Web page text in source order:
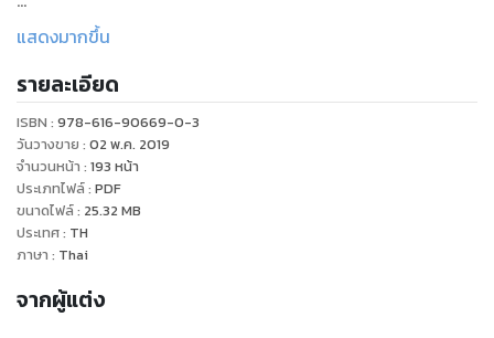
ไม่ว่าคุณจะเป็นใคร หากคุณรักความก้าวหน้า แสวงหาความมั่นคง
ไม่อยากย่ำอยู่กับชีวิตการงานเดิมๆ ลุกขึ้นมาทำตัวคุณให้ "ดัง"
สักนิดชีวิตคงไม่เสียหาย โปรโมทสักนิดธุรกิจไปอีกไกล หลากวิธี
ดันตัวเองแบบง่ายๆ นำไปใช้ได้แม้คนไม่อยากดัง
บางบทจาก "ดังสักนิดชีวิตรุ่ง" เทคนิคประกาศให้โลกรู้ถึงการมีอยู่
ของธุรกิจและตัวคุณ
งานที่ “ได้ดี” คนอื่น จะมีก็เพียงปัจจัยเดียวเท่านั้น ที่เธอไม่ให้ความ
แสดงมากขึ้น
รายละเอียด
ISBN : 978-616-90669-0-3
วันวางขาย : 02 พ.ค. 2019
จำนวนหน้า : 193 หน้า
ประเภทไฟล์: PDF
ขนาดไฟล์: 25.32 MB
ประเทศ: TH
ภาษา : Thai
จากผู้แต่ง